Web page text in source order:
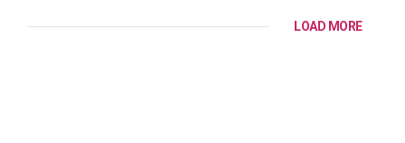
LOAD MORE